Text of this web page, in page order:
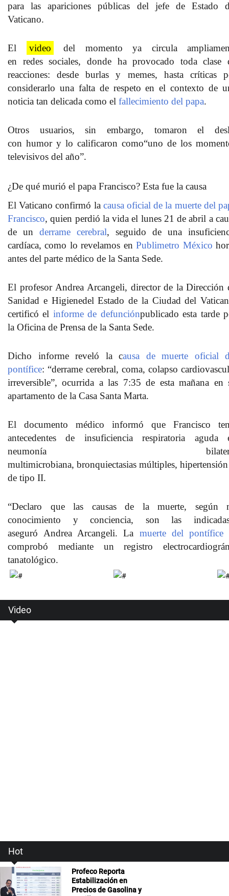
para las apariciones públicas del jefe de Estado
Vaticano.
El video
del momento ya circula
en redes sociales, donde ha provocado toda clase
reacciones: desdeburlas y memes, hasta críticas
considerarlo una falta de respeto en el contexto de
noticia tan delicada como el fallecimiento del papa.
Otros usuarios, sin embargo, tomaron el
con humory lo calificaron como“uno de los
televisivos del año”.
¿De qué murió el papa Francisco? Esta fue la causa
ElVaticano confirmó la causa oficial de la muerte del
Francisco, quien perdió la vida el lunes 21 de abril a
de un derrame cerebral, seguido de una
cardíaca,como lo revelamos enPublimetro México
antes del parte médico de la Santa Sede.
El profesor Andrea Arcangeli, director de laDirección
Sanidad e Higienedel Estado de la Ciudad del
certificó el informe de defunciónpublicado esta tarde
la Oficina de Prensa de la Santa Sede.
Dicho informe reveló la causa de muerte oficial
pontífice: “derrame cerebral, coma, colapso
irreversible”, ocurrida a las 7:35 de esta mañana en
apartamento de la Casa Santa Marta.
El documento médico informó que Francisco
antecedentes de insuficiencia respiratoria aguda
neumonía
multimicrobiana, bronquiectasias múltiples, hipertensión
de tipo II.
“Declaro que las causas de la muerte, según
conocimiento y conciencia, son las
aseguró Andrea Arcangeli.La muerte del pontífice
comprobó mediante un registro
tanatológico.
Video
Hot
Profeco Reporta
Estabilización en
Precios de Gasolina y